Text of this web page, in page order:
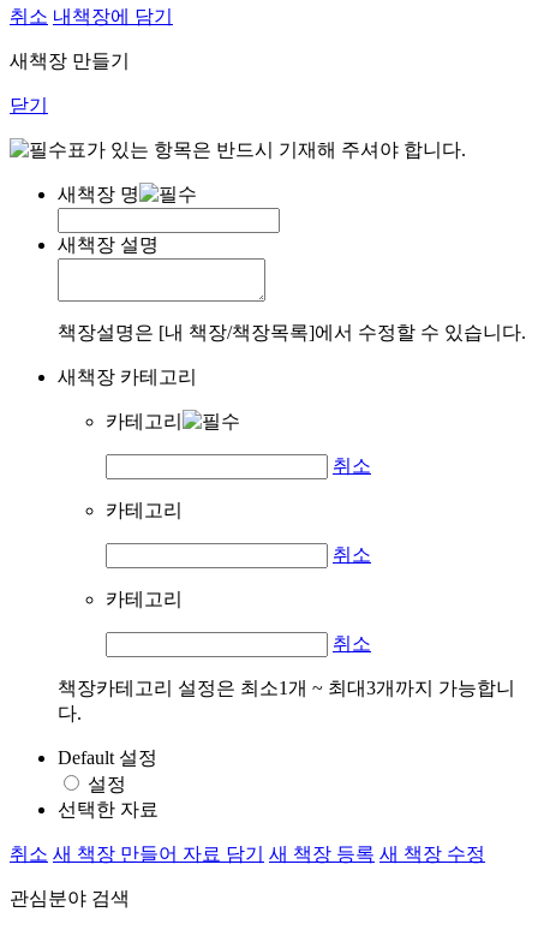
취소 내책장에 담기
새책장 만들기
닫기
표가 있는 항목은 반드시 기재해 주셔야 합니다.
새책장 명
새책장 설명
책장설명은 [내 책장/책장목록]에서 수정할 수 있습니다.
새책장 카테고리
카테고리
취소
카테고리
취소
카테고리
취소
책장카테고리 설정은 최소1개 ~ 최대3개까지 가능합니
다.
Default 설정
설정
선택한 자료
취소 새 책장 만들어 자료 담기 새 책장 등록 새 책장 수정
관심분야 검색